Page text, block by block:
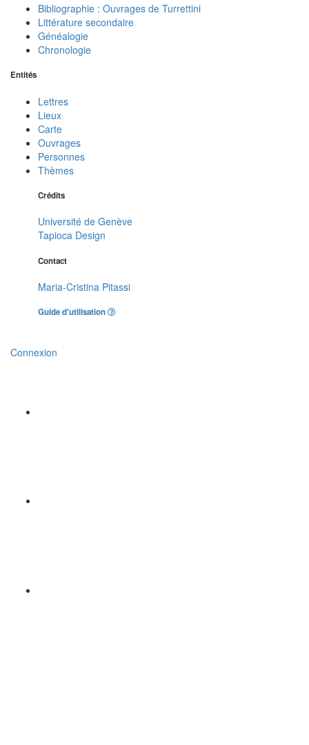
Bibliographie : Ouvrages de Turrettini
Littérature secondaire
Généalogie
Chronologie
Entités
Lettres
Lieux
Carte
Ouvrages
Personnes
Thèmes
Crédits
Université de Genève
Tapioca Design
Contact
Maria-Cristina Pitassi
Guide d'utilisation
Connexion